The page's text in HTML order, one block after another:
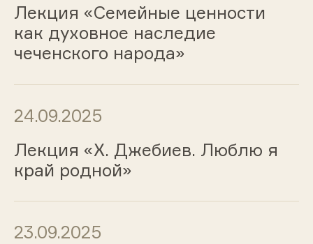
Лекция «Семейные ценности
как духовное наследие
чеченского народа»
24.09.2025
Лекция «Х. Джебиев. Люблю я
край родной»
23.09.2025